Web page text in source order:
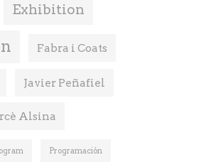
Exhibition
Fabra i Coats
Javier Peñafiel
Alsina
Programación